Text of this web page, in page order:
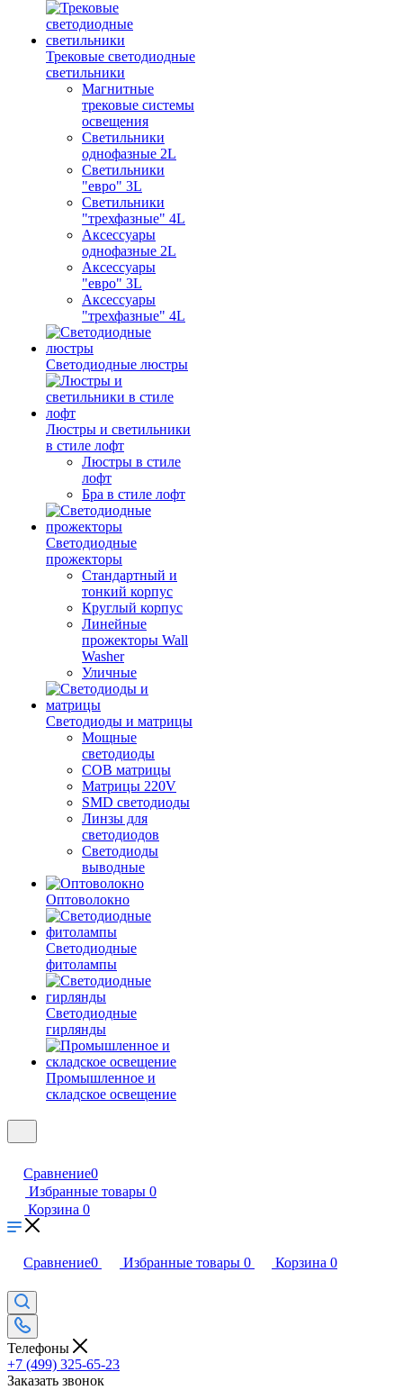
Трековые светодиодные
светильники
Магнитные
трековые системы
освещения
Светильники
однофазные 2L
Светильники
"евро" 3L
Светильники
"трехфазные" 4L
Аксессуары
однофазные 2L
Аксессуары
"евро" 3L
Аксессуары
"трехфазные" 4L
Светодиодные люстры
Люстры и светильники
в стиле лофт
Люстры в стиле
лофт
Бра в стиле лофт
Светодиодные
прожекторы
Стандартный и
тонкий корпус
Круглый корпус
Линейные
прожекторы Wall
Washer
Уличные
Светодиоды и матрицы
Мощные
светодиоды
COB матрицы
Матрицы 220V
SMD светодиоды
Линзы для
светодиодов
Светодиоды
выводные
Оптоволокно
Светодиодные
фитолампы
Светодиодные
гирлянды
Промышленное и
складское освещение
Сравнение0
Избранные товары 0
Корзина 0
Сравнение0 Избранные товары 0 Корзина 0
Телефоны
+7 (499) 325-65-23
Заказать звонок